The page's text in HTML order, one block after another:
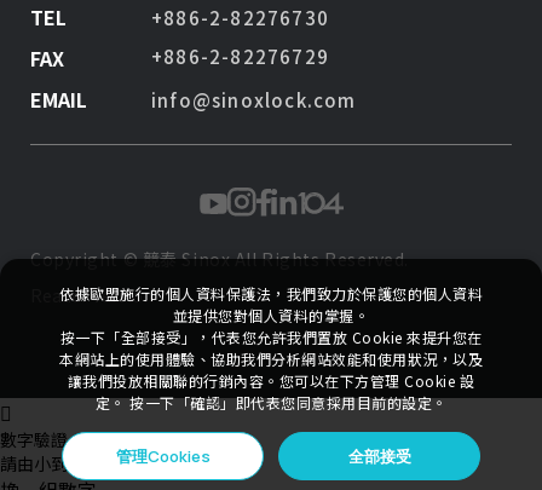
TEL +886-2-82276730
FAX +886-2-82276729
EMAIL info@sinoxlock.com
Copyright ©競泰 SinoxAll Rights Reserved.
Reader Version
依據歐盟施行的個人資料保護法，我們致力於保護您的個人資料
並提供您對個人資料的掌握。
按一下「全部接受」，代表您允許我們置放 Cookie 來提升您在
本網站上的使用體驗、協助我們分析網站效能和使用狀況，以及
讓我們投放相關聯的行銷內容。您可以在下方管理 Cookie 設
定。 按一下「確認」即代表您同意採用目前的設定。
管理Cookies 全部接受
數字驗證
請由小到大，依序點擊數字